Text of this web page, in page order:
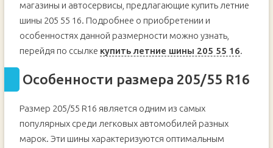
магазины и автосервисы, предлагающие купить летние
шины 205 55 16. Подробнее о приобретении и
особенностях данной размерности можно узнать,
перейдя по ссылке купить летние шины 205 55 16.
Особенности размера 205/55 R16
Размер 205/55 R16 является одним из самых
популярных среди легковых автомобилей разных
марок. Эти шины характеризуются оптимальным